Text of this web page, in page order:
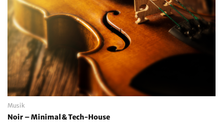
Musik
Noir – Minimal & Tech-House